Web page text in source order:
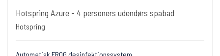
Hotspring Azure - 4 personers udendørs spabad
Hotspring